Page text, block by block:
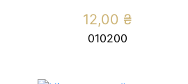
12,00 ₴
010200